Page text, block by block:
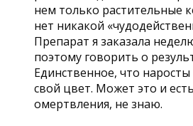
нем только растительные
нет никакой
Препарат я заказала
поэтому говорить о
Единственное, что
свой цвет. Может это и
омертвления, не знаю.